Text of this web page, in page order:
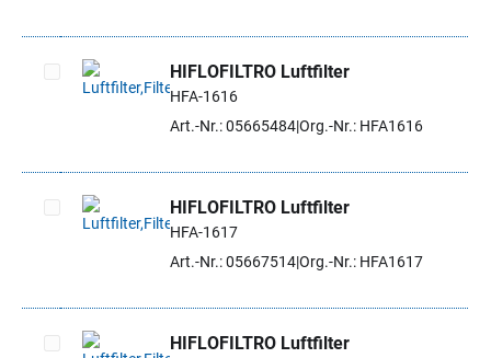
Artikel auswählen
HIFLOFILTRO Luftfilter
HFA-1616
Art.-Nr.: 05665484Org.-Nr.: HFA1616
Artikel auswählen
HIFLOFILTRO Luftfilter
HFA-1617
Art.-Nr.: 05667514Org.-Nr.: HFA1617
HIFLOFILTRO Luftfilter